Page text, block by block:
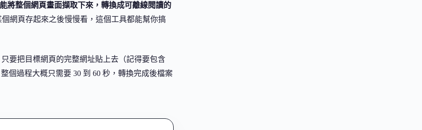
將整個網頁畫面擷取下來，轉換成可離線閱讀的
網頁存起來之後慢慢看，這個工具都能幫你搞
要把目標網頁的完整網址貼上去（記得要包含
個過程大概只需要 30 到 60 秒，轉換完成後檔案